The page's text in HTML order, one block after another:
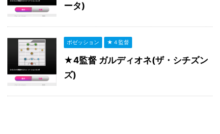
ータ)
ポゼッション ★４監督
★4監督 ガルディオネ(ザ・シチズン
ズ)